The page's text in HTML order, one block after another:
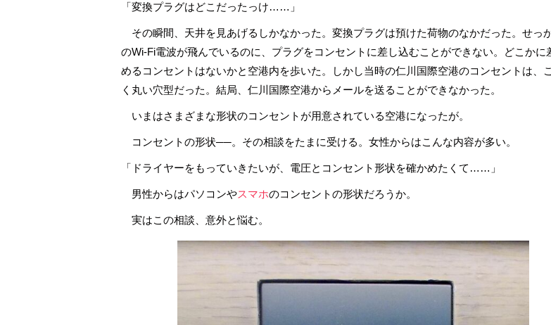
「変換プラグはどこだったっけ……」
その瞬間、天井を見あげるしかなかった。変換プラグは預けた荷物のなかだった。せっ
のWi-Fi電波が飛んでいるのに、プラグをコンセントに差し込むことができない。どこかに
めるコンセントはないかと空港内を歩いた。しかし当時の仁川国際空港のコンセントは、
く丸い穴型だった。結局、仁川国際空港からメールを送ることができなかった。
いまはさまざまな形状のコンセントが用意されている空港になったが。
コンセントの形状──。その相談をたまに受ける。女性からはこんな内容が多い。
「ドライヤーをもっていきたいが、電圧とコンセント形状を確かめたくて……」
男性からはパソコンやスマホのコンセントの形状だろうか。
実はこの相談、意外と悩む。